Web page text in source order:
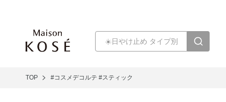
TOP #コスメデコルテ #スティック